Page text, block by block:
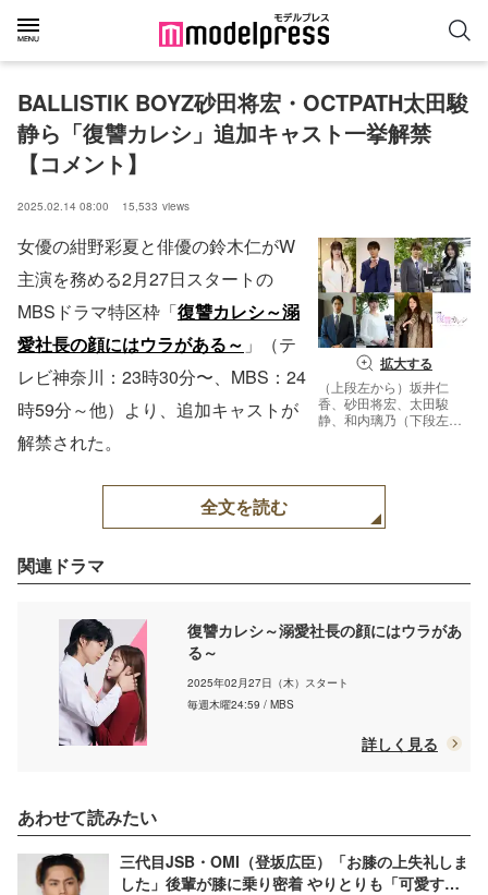
BALLISTIK BOYZ砂田将宏・OCTPATH太田駿
静ら「復讐カレシ」追加キャスト一挙解禁
【コメント】
2025.02.14 08:00 15,533 views
拡大する
（上段左から）坂井仁
香、砂田将宏、太田駿
静、和内璃乃（下段左か
にはウラがある～」製作
女優の紺野彩夏と俳優の鈴木仁がW
主演を務める2月27日スタートの
MBSドラマ特区枠「復讐カレシ～溺
愛社長の顔にはウラがある～ 」（テ
レビ神奈川：23時30分〜、MBS：24
時59分～他）より、追加キャストが
解禁された。
全文を読む
関連ドラマ
復讐カレシ～溺愛社長の顔にはウラがあ
る～
2025年02月27日（木）スタート
毎週木曜24:59 / MBS
詳しく見る
あわせて読みたい
三代目JSB・OMI（登坂広臣）「お膝の上失礼しま
した」後輩が膝に乗り密着 やりとりも「可愛すぎ